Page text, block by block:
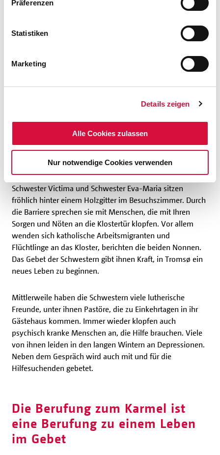
Präferenzen
Statistiken
Marketing
Details zeigen
Alle Cookies zulassen
Nur notwendige Cookies verwenden
Die Schwestern Eva-Maria und Victima und haben für
Auch Lutheraner und
Konfessionslose suchen den
Karmel auf
Schwester Victima und Schwester Eva-Maria sitzen
fröhlich hinter einem Holzgitter im Besuchszimmer. Durch
die Barriere sprechen sie mit Menschen, die mit Ihren
Sorgen und Nöten an die Klostertür klopfen. Vor allem
wenden sich katholische Arbeitsmigranten und
Flüchtlinge an das Kloster, berichten die beiden Nonnen.
Das Gebet der Schwestern gibt ihnen Kraft, in Tromsø ein
neues Leben zu beginnen.
Mittlerweile haben die Schwestern viele lutherische
Freunde, unter ihnen Pastöre, die zu Einkehrtagen in ihr
Gästehaus kommen. Immer wieder klopfen auch
psychisch kranke Menschen an, die Hilfe brauchen. Viele
von ihnen leiden in den langen Wintern an Depressionen.
Neben dem Gespräch wird auch mit und für die
Hilfesuchenden gebetet.
Die Berufung zum Karmel ist
eine Berufung zu einem Leben
im Gebet